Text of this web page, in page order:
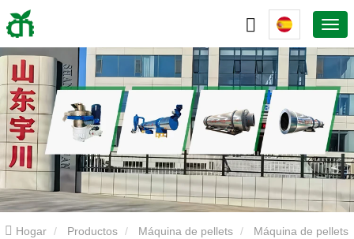
Hogar Productos Máquina de pellets